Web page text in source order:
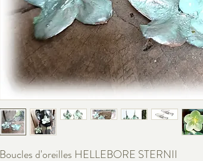
Boucles d'oreilles HELLEBORE STERNII